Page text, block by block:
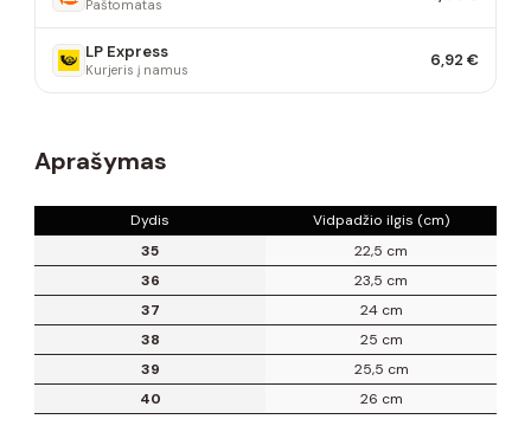
Paštomatas
LP Express
Kurjeris į namus 6,92 €
Aprašymas
Dydis
Vidpadžio ilgis (cm)
35
22,5 cm
36
23,5 cm
37
24 cm
38
25 cm
39
25,5 cm
40
26 cm